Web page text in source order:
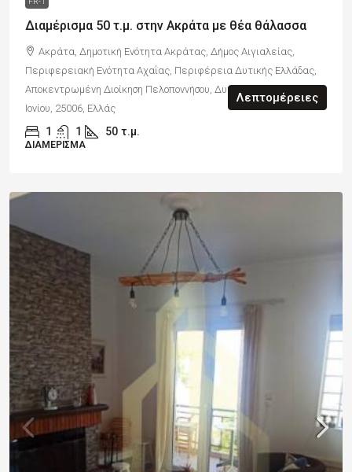
Διαμέρισμα 50 τ.μ. στην Ακράτα με θέα θάλασσα
Ακράτα, Δημοτική Ενότητα Ακράτας, Δήμος Αιγιαλείας,
Περιφερειακή Ενότητα Αχαΐας, Περιφέρεια Δυτικής Ελλάδας,
Αποκεντρωμένη Διοίκηση Πελοποννήσου, Δυτικής Ελλάδας και
Ιονίου, 25006, Ελλάς
1 1 50 τ.μ.
ΔΙΑΜΈΡΙΣΜΑ
Λεπτομέρειες